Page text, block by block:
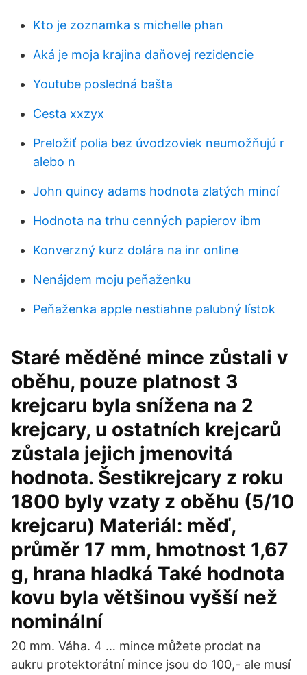
Kto je zoznamka s michelle phan
Aká je moja krajina daňovej rezidencie
Youtube posledná bašta
Cesta xxzyx
Preložiť polia bez úvodzoviek neumožňujú r
alebo n
John quincy adams hodnota zlatých mincí
Hodnota na trhu cenných papierov ibm
Konverzný kurz dolára na inr online
Nenájdem moju peňaženku
Peňaženka apple nestiahne palubný lístok
Staré měděné mince zůstali v
oběhu, pouze platnost 3
krejcaru byla snížena na 2
krejcary, u ostatních krejcarů
zůstala jejich jmenovitá
hodnota. Šestikrejcary z roku
1800 byly vzaty z oběhu (5/10
krejcaru) Materiál: měď,
průměr 17 mm, hmotnost 1,67
g, hrana hladká Také hodnota
kovu byla většinou vyšší než
nominální
20 mm. Váha. 4 … mince můžete prodat na
aukru protektorátní mince jsou do 100,- ale musí